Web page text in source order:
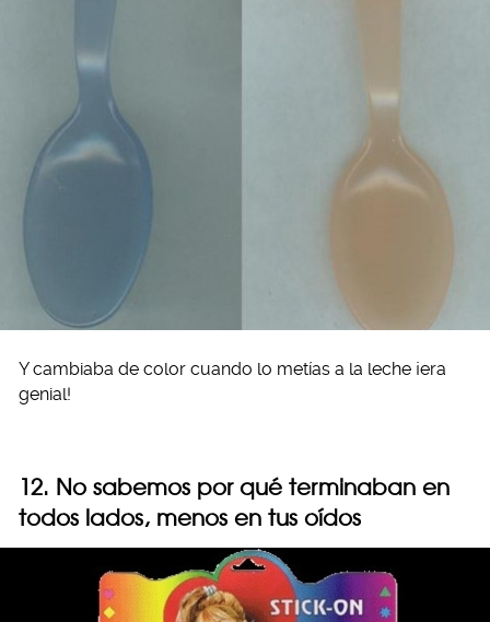
Y cambiaba de color cuando lo metías a la leche ¡era
genial!
12. No sabemos por qué terminaban en
todos lados, menos en tus oídos